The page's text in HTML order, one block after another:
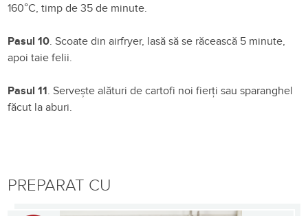
160°C, timp de 35 de minute.
Pasul 10. Scoate din airfryer, lasă să se răcească 5 minute,
apoi taie felii.
Pasul 11. Servește alături de cartofi noi fierți sau sparanghel
făcut la aburi.
PREPARAT CU